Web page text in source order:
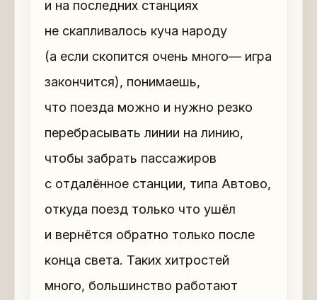
и на последних станциях
не скапливалось куча народу
(а если скопится очень много— игра
закончится), понимаешь,
что поезда можно и нужно резко
перебрасывать линии на линию,
чтобы забрать пассажиров
с отдалённое станции, типа Автово,
откуда поезд только что ушёл
и вернётся обратно только после
конца света. Таких хитростей
много, большинство работают